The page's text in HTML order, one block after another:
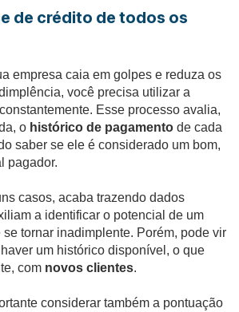
de crédito de todos os
empresa caia em golpes e reduza os
você precisa utilizar a
constantemente. Esse processo avalia,
o histórico de pagamento de cada
saber se ele é considerado um bom,
pagador.
casos, acaba trazendo dados
a identificar o potencial de um
tornar inadimplente. Porém, pode vir
um histórico disponível, o que
com novos clientes.
considerar também a pontuação